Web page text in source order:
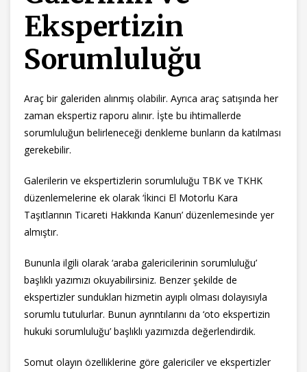
Ekspertizin
Sorumluluğu
Araç bir galeriden alınmış olabilir. Ayrıca araç satışında her
zaman ekspertiz raporu alınır. İşte bu ihtimallerde
sorumluluğun belirleneceği denkleme bunların da katılması
gerekebilir.
Galerilerin ve ekspertizlerin sorumluluğu TBK ve TKHK
düzenlemelerine ek olarak ‘İkinci El Motorlu Kara
Taşıtlarının Ticareti Hakkında Kanun’ düzenlemesinde yer
almıştır.
Bununla ilgili olarak ‘araba galericilerinin sorumluluğu’
başlıklı yazımızı okuyabilirsiniz. Benzer şekilde de
ekspertizler sundukları hizmetin ayıplı olması dolayısıyla
sorumlu tutulurlar. Bunun ayrıntılarını da ‘oto ekspertizin
hukuki sorumluluğu’ başlıklı yazımızda değerlendirdik.
Somut olayın özelliklerine göre galericiler ve ekspertizler